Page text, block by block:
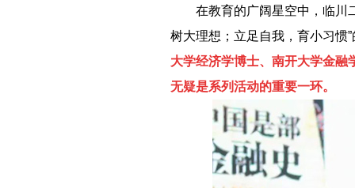
在教育的广阔星空中，临川
树大理想；立足自我，育小习惯
大学经济学博士、南开大学金融
无疑是系列活动的重要一环。